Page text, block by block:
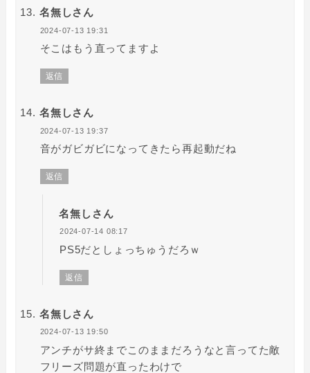
名無しさん
2024-07-13 19:31
そこはもう直ってますよ
返信
名無しさん
2024-07-13 19:37
音がガビガビになってきたら再起動だね
返信
名無しさん
2024-07-14 08:17
PS5だとしょっちゅうだろｗ
返信
名無しさん
2024-07-13 19:50
アンチがサ終までこのままだろうなと言ってた敵
フリーズ問題が直ったわけで